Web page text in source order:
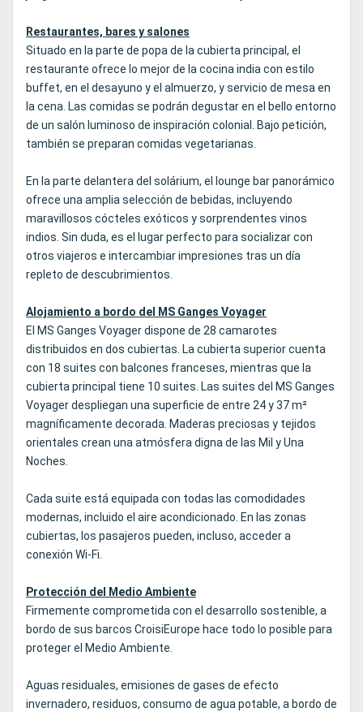
Restaurantes, bares y salones
Situado en la parte de popa de la cubierta principal, el
restaurante ofrece lo mejor de la cocina india con estilo
buffet, en el desayuno y el almuerzo, y servicio de mesa en
la cena. Las comidas se podrán degustar en el bello entorno
de un salón luminoso de inspiración colonial. Bajo petición,
también se preparan comidas vegetarianas.
En la parte delantera del solárium, el lounge bar panorámico
ofrece una amplia selección de bebidas, incluyendo
maravillosos cócteles exóticos y sorprendentes vinos
indios. Sin duda, es el lugar perfecto para socializar con
otros viajeros e intercambiar impresiones tras un día
repleto de descubrimientos.
Alojamiento a bordo del MS Ganges Voyager
El MS Ganges Voyager dispone de 28 camarotes
distribuidos en dos cubiertas. La cubierta superior cuenta
con 18 suites con balcones franceses, mientras que la
cubierta principal tiene 10 suites. Las suites del MS Ganges
Voyager despliegan una superficie de entre 24 y 37 m²
magníficamente decorada. Maderas preciosas y tejidos
orientales crean una atmósfera digna de las Mil y Una
Noches.
Cada suite está equipada con todas las comodidades
modernas, incluido el aire acondicionado. En las zonas
cubiertas, los pasajeros pueden, incluso, acceder a
conexión Wi-Fi.
Protección del Medio Ambiente
Firmemente comprometida con el desarrollo sostenible, a
bordo de sus barcos CroisiEurope hace todo lo posible para
proteger el Medio Ambiente.
Aguas residuales, emisiones de gases de efecto
invernadero, residuos, consumo de agua potable, a bordo de